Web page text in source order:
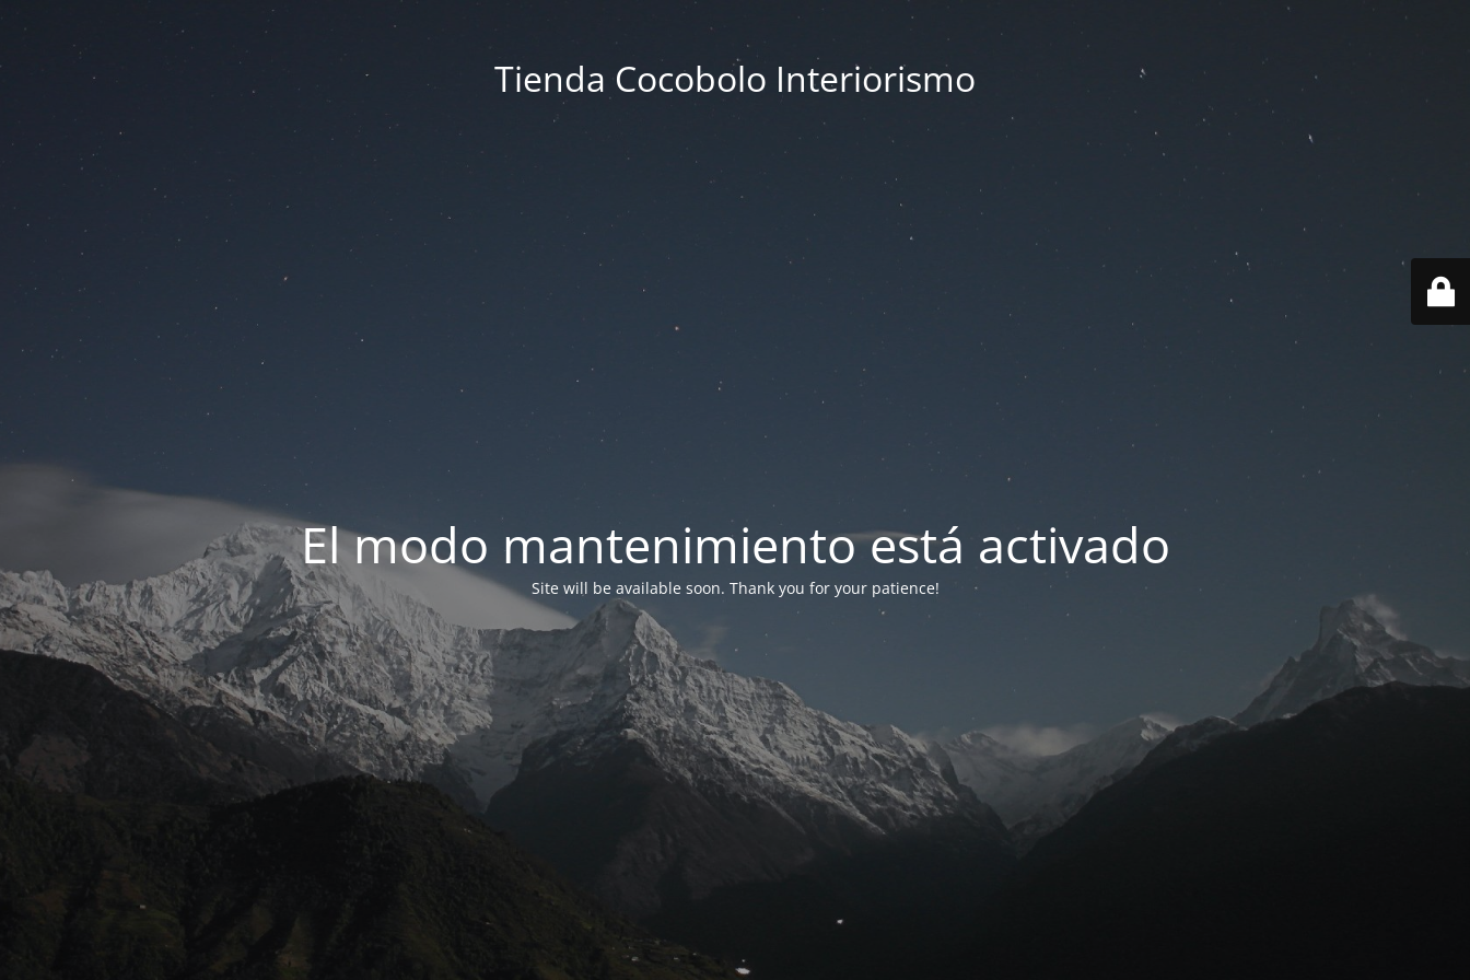
Tienda Cocobolo Interiorismo
El modo mantenimiento está activado
Site will be available soon. Thank you for your patience!